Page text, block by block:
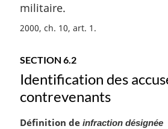
g
i
l
e
:
militaire.
2000, ch. 10, art. 1
SECTION 6.2
Identification des
contrevenants
N
Définition de infraction désignée